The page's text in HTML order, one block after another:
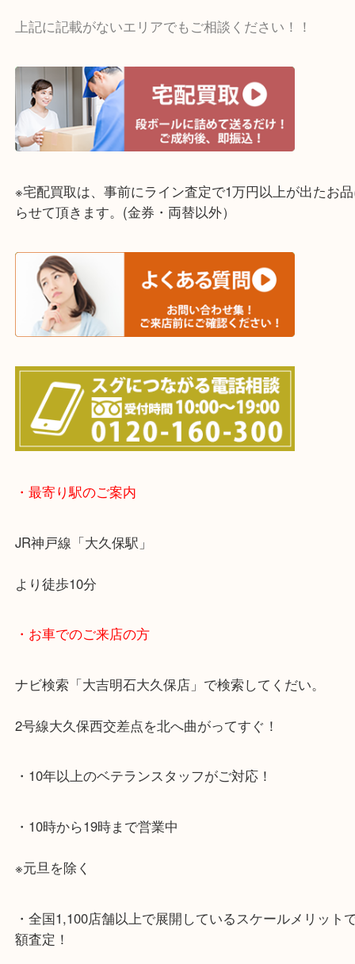
☆出張買取エリア☆
明石市・三木市・淡路市
神戸市（西区・北区・垂水区・須磨区・兵庫区）
上記に記載がないエリアでもご相談ください！！
※宅配買取は、事前にライン査定で1万円以上が出
JR神戸線「大久保駅」
より徒歩10分
・お車でのご来店の方